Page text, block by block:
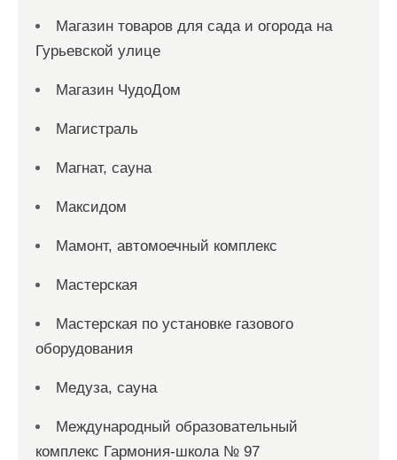
Магазин товаров для сада и огорода на
Гурьевской улице
Магазин ЧудоДом
Магистраль
Магнат, сауна
Максидом
Мамонт, автомоечный комплекс
Мастерская
Мастерская по установке газового
оборудования
Медуза, сауна
Международный образовательный
комплекс Гармония-школа № 97